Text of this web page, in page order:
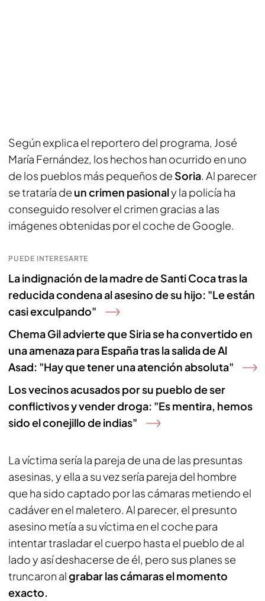
Según explica el reportero del programa, José
María Fernández, los hechos han ocurrido en uno
de los pueblos más pequeños de Soria. Al parecer
se trataría de un crimen pasionaly la policía ha
conseguido resolver el crimen gracias a las
imágenes obtenidas por el coche de Google.
PUEDE INTERESARTE
La indignación de la madre de Santi Coca tras la
reducida condena al asesino de su hijo: "Le están
casi exculpando"
Chema Gil advierte que Siria se ha convertido en
una amenaza para España tras la salida de Al
Asad: "Hay que tener una atención absoluta"
Los vecinos acusados por su pueblo de ser
conflictivos y vender droga: "Es mentira, hemos
sido el conejillo de indias"
La víctima sería la pareja de una de las presuntas
asesinas, y ella a su vez sería pareja del hombre
que ha sido captado por las cámaras metiendo el
cadáver en el maletero. Al parecer, el presunto
asesino metía a su víctima en el coche para
intentar trasladar el cuerpo hasta el pueblo de al
lado y así deshacerse de él, pero sus planes se
truncaron algrabar las cámaras el momento
exacto.